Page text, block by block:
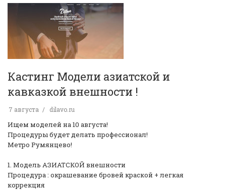
Кастинг Модели азиатской и
кавказкой внешности !
7 августа dilavo.ru
Ищем моделей на 10 августа!
Процедуры будет делать профессионал!
Метро Румянцево!
1. Модель АЗИАТСКОЙ внешности
Процедура : окрашевание бровей краской + легкая
коррекция